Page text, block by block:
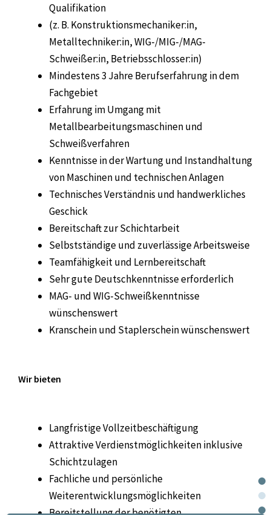
Qualifikation
(z. B. Konstruktionsmechaniker:in,
Metalltechniker:in, WIG-/MIG-/MAG-
Schweißer:in, Betriebsschlosser:in)
Mindestens 3 Jahre Berufserfahrung in dem
Fachgebiet
Erfahrung im Umgang mit
Metallbearbeitungsmaschinen und
Schweißverfahren
Kenntnisse in der Wartung und Instandhaltung
von Maschinen und technischen Anlagen
Technisches Verständnis und handwerkliches
Geschick
Bereitschaft zur Schichtarbeit
Selbstständige und zuverlässige Arbeitsweise
Teamfähigkeit und Lernbereitschaft
Sehr gute Deutschkenntnisse erforderlich
MAG- und WIG-Schweißkenntnisse
wünschenswert
Kranschein und Staplerschein wünschenswert
Wir bieten
Langfristige Vollzeitbeschäftigung
Attraktive Verdienstmöglichkeiten inklusive
Schichtzulagen
Fachliche und persönliche
Weiterentwicklungsmöglichkeiten